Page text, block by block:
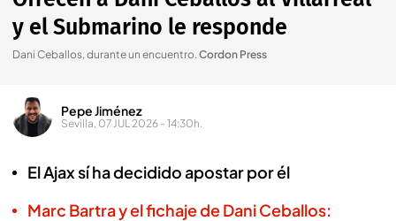
y el Submarino le responde
Dani Ceballos, durante un encuentro.Cordon Press
Pepe Jiménez
Sevilla, 07 JUL 2026 - 14:30h.
El Ajax sí ha decidido apostar por él
Marc Bartra y el fichaje de Dani Ceballos: